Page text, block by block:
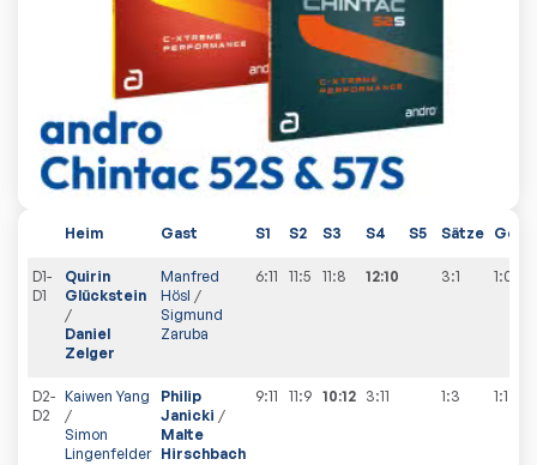
Heim Gast S1 S2 S3 S4 S5 Sätze
D1-
D1
Quirin
Glückstein
/
Daniel
Zelger
Manfred
Hösl /
Sigmund
Zaruba
6:11 11:5 11:8 12:10 3:1 1:0
D2-
D2
Kaiwen Yang
/
Simon
Lingenfelder
Philip
Janicki /
Malte
Hirschbach
9:11 11:9 10:12 3:11 1:3 1:1